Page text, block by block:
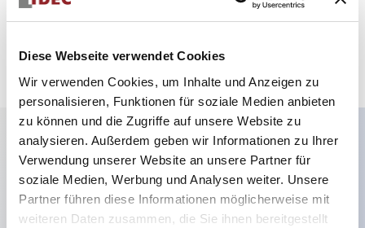
Diese Webseite verwendet Cookies
Wir verwenden Cookies, um Inhalte und Anzeigen zu
personalisieren, Funktionen für soziale Medien anbieten
zu können und die Zugriffe auf unsere Website zu
analysieren. Außerdem geben wir Informationen zu Ihrer
Verwendung unserer Website an unsere Partner für
soziale Medien, Werbung und Analysen weiter. Unsere
Partner führen diese Informationen möglicherweise mit
weiteren Daten zusammen, die Sie ihnen bereitgestellt
zum Zitat hinzufügen
Hauptmerkmale
Mehrfachbefestigung möglich